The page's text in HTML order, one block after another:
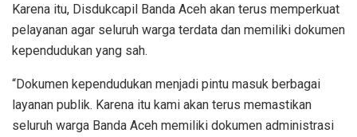
Karena itu, Disdukcapil Banda Aceh akan terus memperkuat
pelayanan agar seluruh warga terdata dan memiliki dokumen
kependudukan yang sah.
“Dokumen kependudukan menjadi pintu masuk berbagai
layanan publik. Karena itu kami akan terus memastikan
seluruh warga Banda Aceh memiliki dokumen administrasi